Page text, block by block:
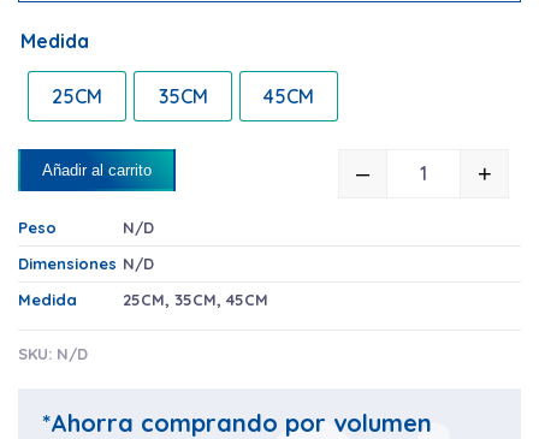
Medida
25CM 35CM 45CM
– +
Añadir al carrito
Peso
N/D
Dimensiones N/D
Medida
25CM, 35CM, 45CM
SKU: N/D
*Ahorra comprando por volumen